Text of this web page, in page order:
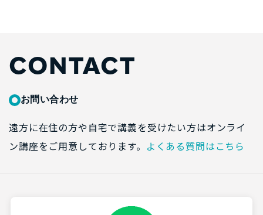
CONTACT
お問い合わせ
遠方に在住の方や自宅で講義を受けたい方はオンライ
ン講座をご用意しております。 よくある質問はこちら